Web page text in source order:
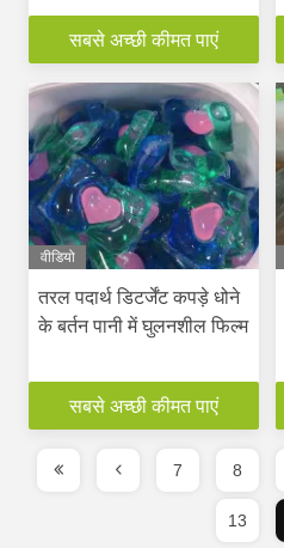
सबसे अच्छी कीमत पाएं
वीडियो
तरल पदार्थ डिटर्जेंट कपड़े धोने
के बर्तन पानी में घुलनशील फिल्म
सबसे अच्छी कीमत पाएं
7 8
13